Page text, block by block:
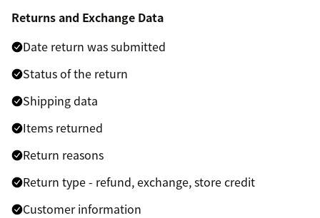
Returns and Exchange Data
Date return was submitted
Status of the return
Shipping data
Items returned
Return reasons
Return type - refund, exchange, store credit
Customer information